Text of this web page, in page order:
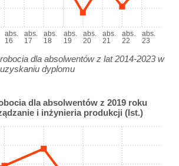
abs.
16
abs.
17
abs.
18
abs.
19
abs.
20
abs.
21
abs.
22
abs.
23
dla absolwentów z lat 2014-2023 w
dyplomu
dla absolwentów z 2019 roku
i inżynieria produkcji (Ist.)